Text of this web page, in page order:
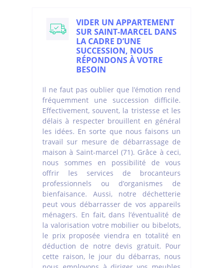
VIDER UN APPARTEMENT
SUR SAINT-MARCEL DANS
LA CADRE D’UNE
SUCCESSION, NOUS
RÉPONDONS À VOTRE
BESOIN
Il ne faut pas oublier que l’émotion rend
fréquemment une succession difficile.
Effectivement, souvent, la tristesse et les
délais à respecter brouillent en général
les idées. En sorte que nous faisons un
travail sur mesure de débarrassage de
maison à Saint-marcel (71). Grâce à ceci,
nous sommes en possibilité de vous
offrir les services de brocanteurs
professionnels ou d’organismes de
bienfaisance. Aussi, notre déchetterie
peut vous débarrasser de vos appareils
ménagers. En fait, dans l’éventualité de
la valorisation votre mobilier ou bibelots,
le prix proposée viendra en totalité en
déduction de notre devis gratuit. Pour
cette raison, le jour du débarras, nous